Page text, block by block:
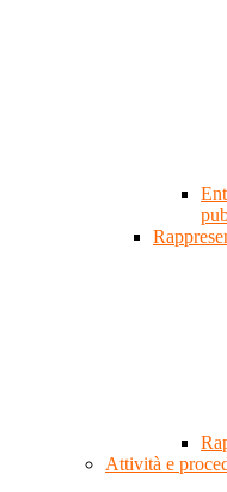
Attività e